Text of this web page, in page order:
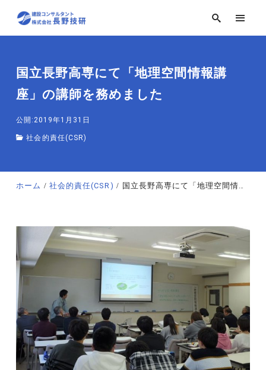
国立長野高専にて「地理空間情報講
座」の講師を務めました
公開:2019年1月31日
社会的責任(CSR)
ホーム 社会的責任(CSR) 国立長野高専にて「地理空間情報講座」の講師を務めました